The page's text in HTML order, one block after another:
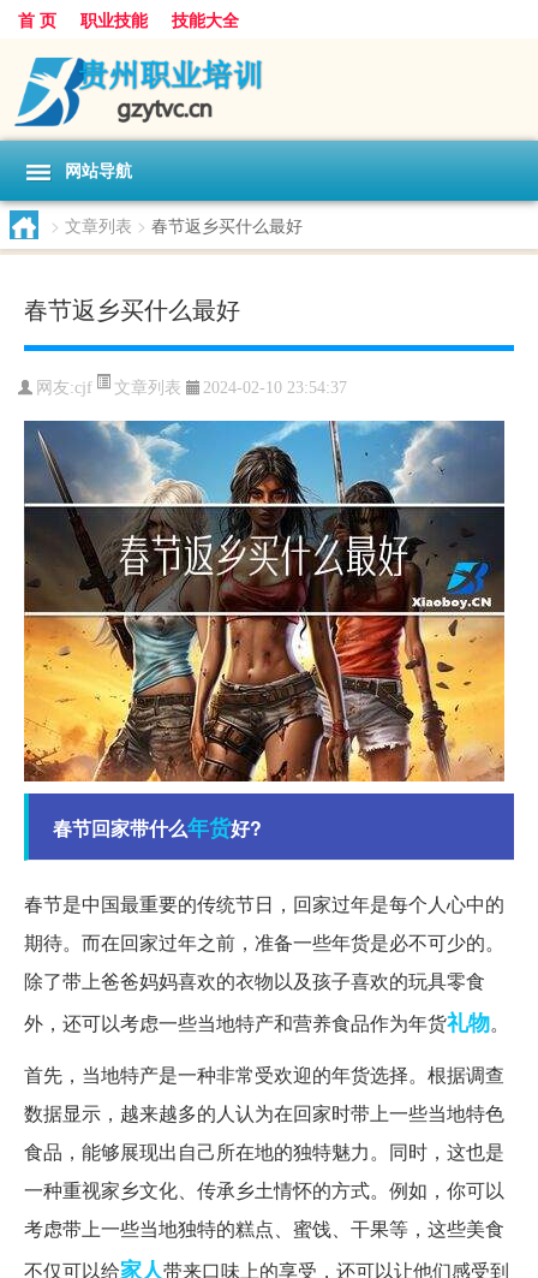
首 页 职业技能 技能大全
网站导航
> 文章列表 > 春节返乡买什么最好
春节返乡买什么最好
网友:cjf 文章列表 2024-02-10 23:54:37
春节回家带什么年货好?
春节是中国最重要的传统节日，回家过年是每个人心中的
期待。而在回家过年之前，准备一些年货是必不可少的。
除了带上爸爸妈妈喜欢的衣物以及孩子喜欢的玩具零食
外，还可以考虑一些当地特产和营养食品作为年货礼物。
首先，当地特产是一种非常受欢迎的年货选择。根据调查
数据显示，越来越多的人认为在回家时带上一些当地特色
食品，能够展现出自己所在地的独特魅力。同时，这也是
一种重视家乡文化、传承乡土情怀的方式。例如，你可以
考虑带上一些当地独特的糕点、蜜饯、干果等，这些美食
不仅可以给家人带来口味上的享受，还可以让他们感受到